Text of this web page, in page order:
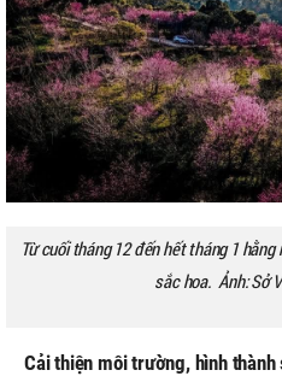
Từ cuối tháng 12 đến hết tháng 1
sắc hoa. Ảnh: Sở
Cải thiện môi trường, hình